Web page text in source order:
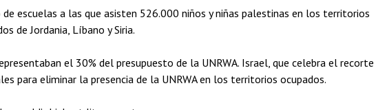
escuelas a las que asisten 526.000 niños y niñas palestinas en los territorios
de Jordania, Líbano y Siria.
el 30% del presupuesto de la UNRWA. Israel, que celebra el recorte
para eliminar la presencia de la UNRWA en los territorios ocupados.